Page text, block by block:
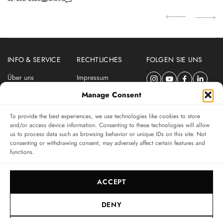
Manage Consent
To provide the best experiences, we use technologies like cookies to store
and/or access device information. Consenting to these technologies will allow
us to process data such as browsing behavior or unique IDs on this site. Not
consenting or withdrawing consent, may adversely affect certain features and
functions.
ACCEPT
DENY
INFO & SERVICE
Über uns
RECHTLICHES
Impressum
Datenschutzerklärung
FOLGEN SIE UNS
ABONNIEREN SIE DEN SWISSWATCHES NEWSLETTER
Das unabhängige Magazin für Uhren-Connaisseurs
SUBSCRIBE